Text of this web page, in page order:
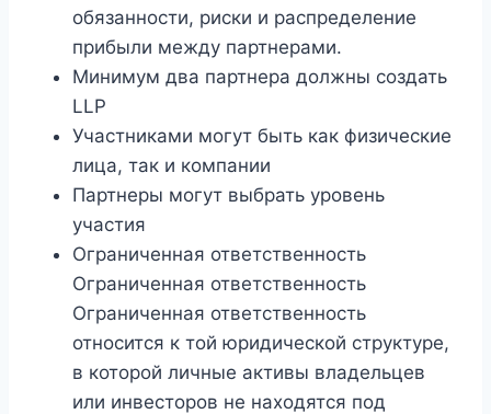
обязанности, риски и распределение
прибыли между партнерами.
Минимум два партнера должны создать
LLP
Участниками могут быть как физические
лица, так и компании
Партнеры могут выбрать уровень
участия
Ограниченная ответственность
Ограниченная ответственность
Ограниченная ответственность
относится к той юридической структуре,
в которой личные активы владельцев
или инвесторов не находятся под